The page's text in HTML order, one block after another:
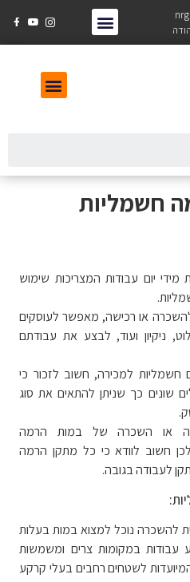
חשמליות
יום עבודות המצריכות שימוש
או רכישה, מאפשר לעוסקים
ניקיון ועוד, לבצע את עבודתם
חשמליות למכירה, חשוב לזכור כי
שונים כך שניתן להתאים את סוג
או השכרה של במות הרמה
חשוב לוודא כי כל מתקן הרמה
לעבודה בגובה.
להשכרה נוכל למצוא במות בעלות
עבודות במקומות צרים ומשמשות
המיועדות לשטחים רחבים בעלי קרקע